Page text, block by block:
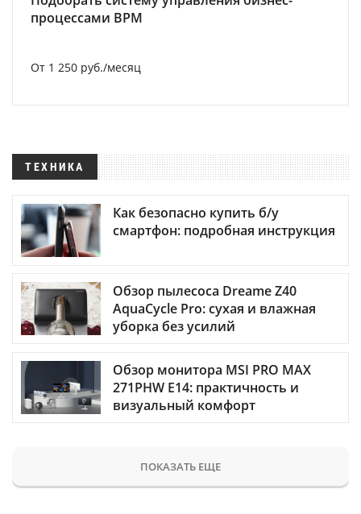
процессами BPM
От 1 250 руб./месяц
ТЕХНИКА
Как безопасно купить б/у
смартфон: подробная инструкция
Обзор пылесоса Dreame Z40
AquaCycle Pro: сухая и влажная
уборка без усилий
Обзор монитора MSI PRO MAX
271PHW E14: практичность и
визуальный комфорт
ПОКАЗАТЬ ЕЩЕ